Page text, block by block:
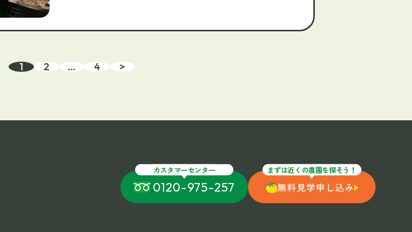
1 2 … 4 >
カスタマーセンター
0120-975-257
まずは近くの農園を探そう！
無料見学申し込み